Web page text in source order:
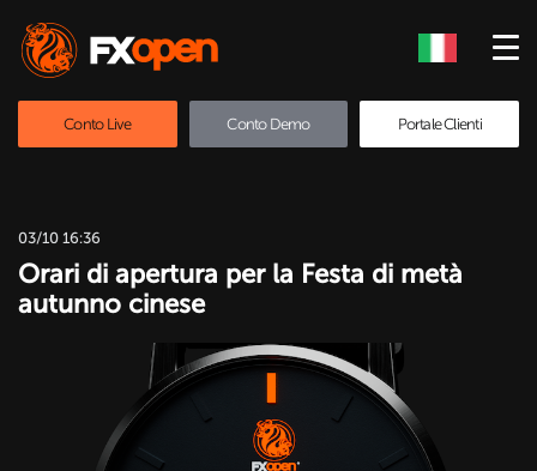
Conto Live Conto Demo Portale Clienti
03/10 16:36
Orari di apertura per la Festa di metà
autunno cinese